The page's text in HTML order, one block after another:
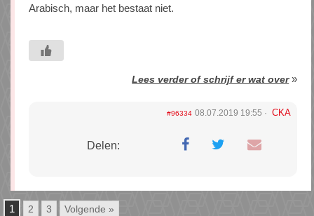
Arabisch, maar het bestaat niet.
Lees verder of schrijf er wat over»
#96334 08.07.2019 19:55 CKA
Delen:
1 2 3 Volgende »